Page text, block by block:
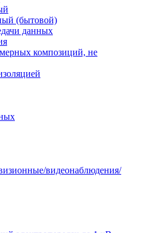
(бытовой)
данных
композиций, не
видеонаблюдения/